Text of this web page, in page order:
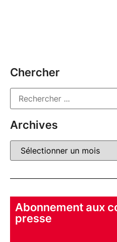
Chercher
Archives
Abonnement aux
presse